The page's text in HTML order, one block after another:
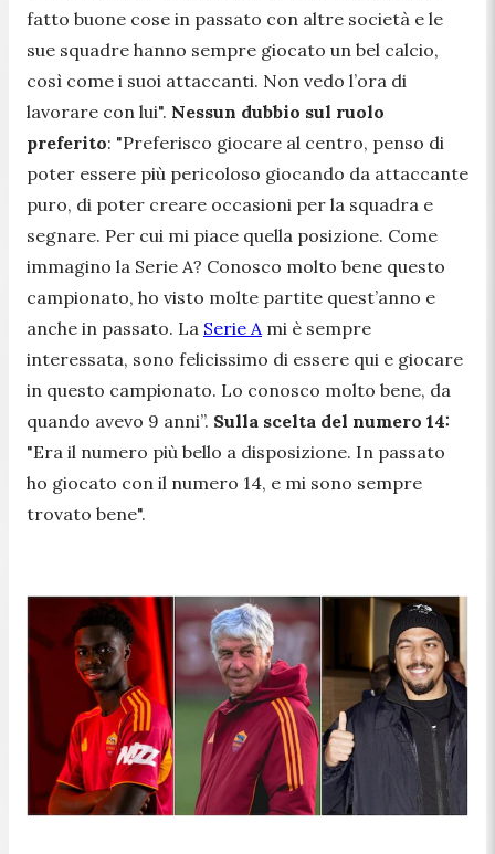
fatto buone cose in passato con altre società e le
sue squadre hanno sempre giocato un bel calcio,
così come i suoi attaccanti. Non vedo l’ora di
lavorare con lui". Nessun dubbio sul ruolo
preferito: "Preferisco giocare al centro, penso di
poter essere più pericoloso giocando da attaccante
puro, di poter creare occasioni per la squadra e
segnare. Per cui mi piace quella posizione. Come
immagino la Serie A? Conosco molto bene questo
campionato, ho visto molte partite quest’anno e
anche in passato. La Serie A mi è sempre
interessata, sono felicissimo di essere qui e giocare
in questo campionato. Lo conosco molto bene, da
quando avevo 9 anni”. Sulla scelta del numero 14:
"Era il numero più bello a disposizione. In passato
ho giocato con il numero 14, e mi sono sempre
trovato bene".